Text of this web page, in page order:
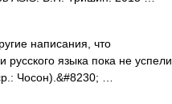
написания, что
языка пока не успели
Чосон).&#8230; …